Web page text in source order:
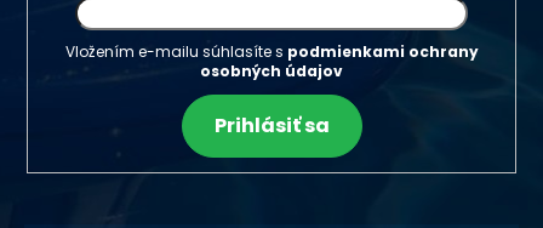
Vložením e-mailu súhlasíte s podmienkami ochrany
osobných údajov
Prihlásiť sa